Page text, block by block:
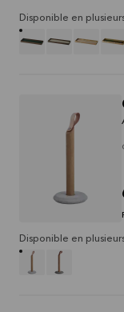
Disponible en
Disponible en